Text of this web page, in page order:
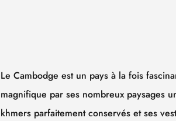
Le Cambodge est un pays à la fois
magnifique par ses nombreux paysages
khmers parfaitement conservés et ses